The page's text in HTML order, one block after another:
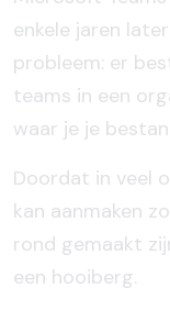
enkele jaren
probleem: er
teams in een
waar je je
Doordat in veel
kan aanmaken
rond gemaakt
een hooiberg.